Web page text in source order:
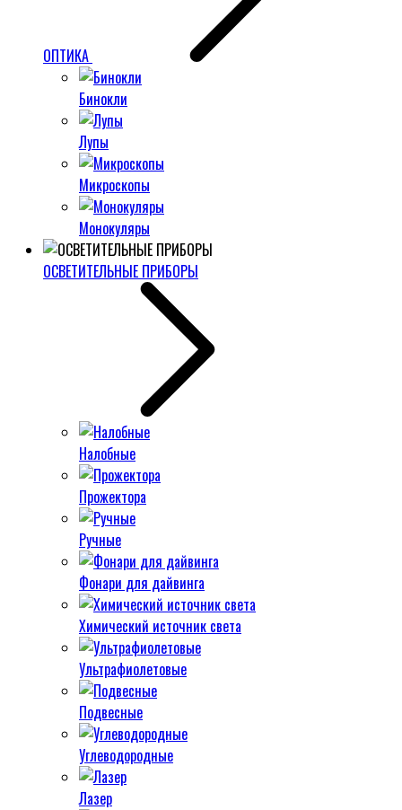
ОПТИКА
Бинокли
Лупы
Микроскопы
Монокуляры
ОСВЕТИТЕЛЬНЫЕ ПРИБОРЫ
Налобные
Прожектора
Ручные
Фонари для дайвинга
Химический источник света
Ультрафиолетовые
Подвесные
Углеводородные
Лазер